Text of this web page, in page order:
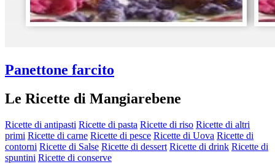
Panettone farcito
Le Ricette di Mangiarebene
Ricette di antipasti Ricette di pasta Ricette di riso Ricette di altri
primi Ricette di carne Ricette di pesce Ricette di Uova Ricette di
contorni Ricette di Salse Ricette di dessert Ricette di drink Ricette di
spuntini Ricette di conserve